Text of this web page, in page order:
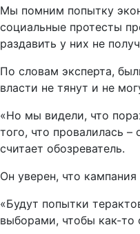
Мы помним попытку
социальные протесты
раздавить у них не
По словам эксперта,
власти не тянут и не
«Но мы видели, что
того, что провалилась
считает обозреватель.
Он уверен, что
«Будут попытки
выборами, чтобы как-